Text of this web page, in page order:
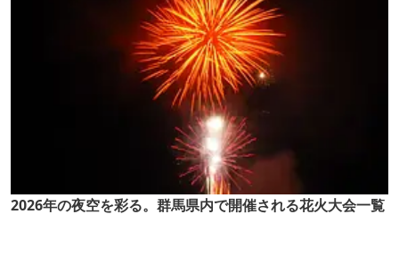
2026年の夜空を彩る。群馬県内で開催される花火大会一覧